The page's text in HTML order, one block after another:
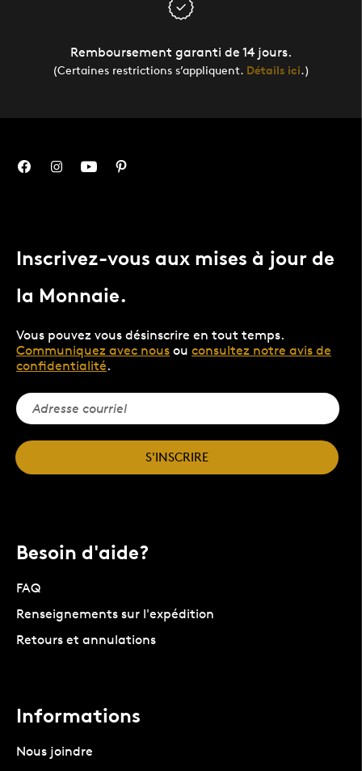
Remboursement garanti de 14 jours.
(Certaines restrictions s’appliquent. Détails ici.)
Inscrivez-vous aux mises à jour de
la Monnaie.
Vous pouvez vous désinscrire en tout temps.
Communiquez avec nous ou consultez notre avis de
confidentialité.
S'INSCRIRE
Besoin d'aide?
FAQ
Renseignements sur l'expédition
Retours et annulations
Informations
Nous joindre